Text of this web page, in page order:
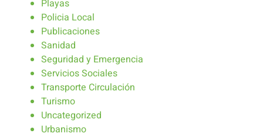
Playas
Policia Local
Publicaciones
Sanidad
Seguridad y Emergencia
Servicios Sociales
Transporte Circulación
Turismo
Uncategorized
Urbanismo